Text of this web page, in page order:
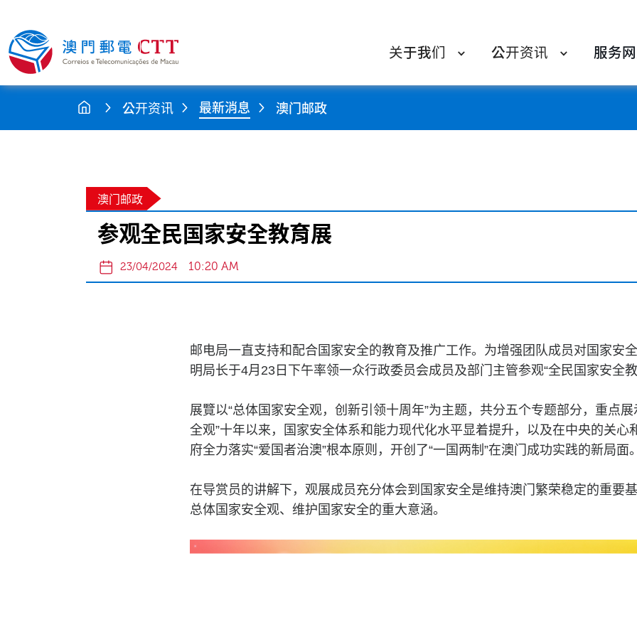
关于我们 公开资讯 服务
公开资讯 最新消息 澳门邮政
澳门邮政
参观全民国家安全教育展
23/04/2024 10:20 AM
邮电局一直支持和配合国家安全的教育及推广工作。为增强团队成员对国家安
明局长于4月23日下午率领一众行政委员会成员及部门主管参观“全民国家安全
展覽以“总体国家安全观，创新引领十周年”为主题，共分五个专题部分，重点
全观”十年以来，国家安全体系和能力现代化水平显着提升，以及在中央的关心
府全力落实“爱国者治澳”根本原则，开创了“一国两制”在澳门成功实践的新局面
在导赏员的讲解下，观展成员充分体会到国家安全是维持澳门繁荣稳定的重要
总体国家安全观、维护国家安全的重大意涵。